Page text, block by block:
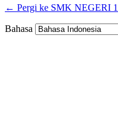
← Pergi ke SMK NEGERI
Bahasa